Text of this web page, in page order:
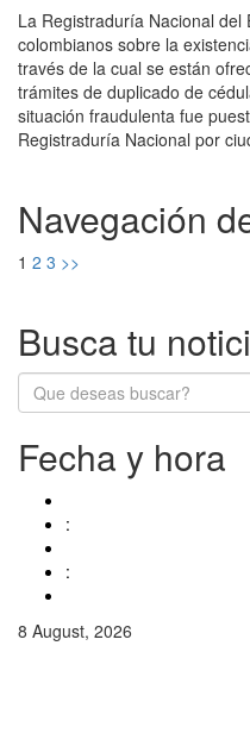
La Registraduría Nacional del
colombianos sobre la
través de la cual se están
trámites de duplicado de
situación fraudulenta fue
Registraduría Nacional por
Navegación
1 2 3 >>
Busca tu
Fecha y hora
:
:
8 August, 2026